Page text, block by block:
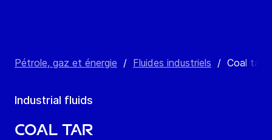
Pétrole, gaz et énergie / Fluides industriels / Coal tar
Industrial fluids
Coal tar